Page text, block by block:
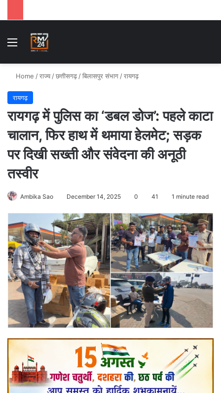
Menu
Home /राज्य /छत्तीसगढ़ /बिलासपुर संभाग /रायगढ़
रायगढ़
रायगढ़ में पुलिस का ‘डबल डोज’: पहले काटा
चालान, फिर हाथ में थमाया हेलमेट; सड़क
पर दिखी सख्ती और संवेदना की अनूठी
तस्वीर
Ambika Sao December 14, 2025 0 41 1 minute read